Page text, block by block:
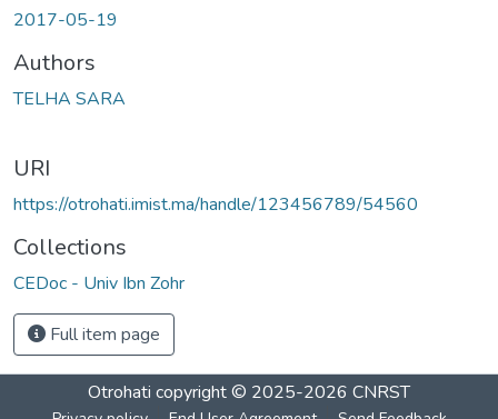
2017-05-19
Authors
TELHA SARA
URI
https://otrohati.imist.ma/handle/123456789/54560
Collections
CEDoc - Univ Ibn Zohr
Full item page
Otrohati copyright © 2025-2026 CNRST